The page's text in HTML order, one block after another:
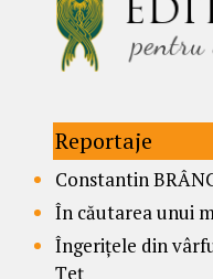
Reportaje
Constantin
În căutarea unui
Îngerițele din
Țeț